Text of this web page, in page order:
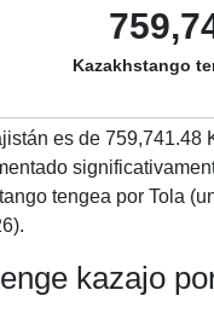
Kazakhstango
es de 759,741.48
tengea por Tola
kazajo